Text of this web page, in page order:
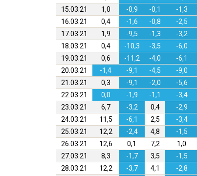
15.03.21
1,0 -0,9 -0,1 -1,3
16.03.21
0,4 -1,6 -0,8 -2,5
17.03.21
1,9 -9,5 -1,3 -3,2
18.03.21
0,4 -10,3 -3,5 -6,0
19.03.21
0,6 -11,2 -4,0 -6,1
20.03.21
-1,4 -9,1 -4,5 -9,0
21.03.21
0,3 -9,1 -2,0 -5,6
22.03.21
0,0 -1,9 -1,1 -3,4
23.03.21
6,7 -3,2 0,4 -2,9
24.03.21
11,5 -6,1 2,5 -3,4
25.03.21
12,2 -2,4 4,8 -1,5
26.03.21
12,6 0,1 7,2 1,0
27.03.21
8,3 -1,7 3,5 -1,5
28.03.21
12,2 -3,7 4,1 -2,8